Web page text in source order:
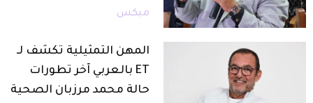
ميكس
المهن التمثيلية تكشف لـ
ET بالعربي آخر تطورات
حالة محمد مرزبان الصحية